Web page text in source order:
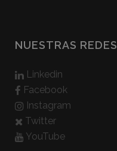
NUESTRAS REDES
Linkedin
Facebook
Instagram
Twitter
YouTube